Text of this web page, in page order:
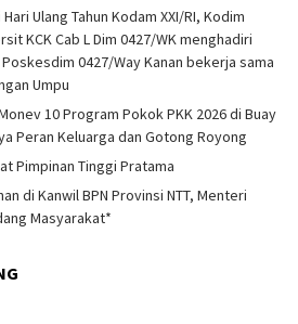
Ulang Tahun Kodam XXI/RI, Kodim
KCK Cab L Dim 0427/WK menghadiri
0427/Way Kanan bekerja sama
Umpu
10 Program Pokok PKK 2026 di Buay
Peran Keluarga dan Gotong Royong
Pimpinan Tinggi Pratama
di Kanwil BPN Provinsi NTT, Menteri
Masyarakat*